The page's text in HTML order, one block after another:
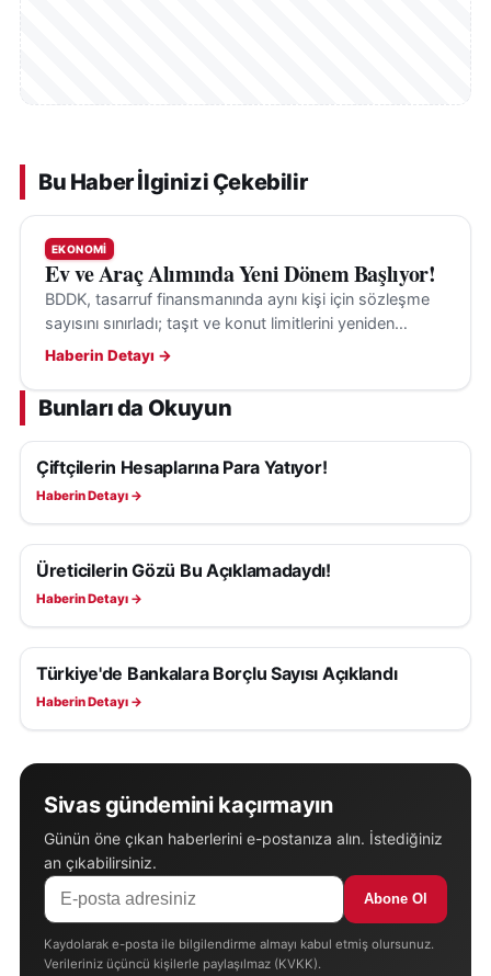
Bu Haber İlginizi Çekebilir
EKONOMI
Ev ve Araç Alımında Yeni Dönem Başlıyor!
BDDK, tasarruf finansmanında aynı kişi için sözleşme
sayısını sınırladı; taşıt ve konut limitlerini yeniden
belirledi. Yeni kurallar 1 Ekim 2026’da yürürlükte.
Haberin Detayı →
Bunları da Okuyun
EKONOMI
Çiftçilerin Hesaplarına Para Yatıyor!
Haberin Detayı →
EKONOMI
Üreticilerin Gözü Bu Açıklamadaydı!
Haberin Detayı →
EKONOMI
Türkiye'de Bankalara Borçlu Sayısı Açıklandı
Haberin Detayı →
Sivas gündemini kaçırmayın
Günün öne çıkan haberlerini e-postanıza alın. İstediğiniz
an çıkabilirsiniz.
Abone Ol
Kaydolarak e-posta ile bilgilendirme almayı kabul etmiş olursunuz.
Verileriniz üçüncü kişilerle paylaşılmaz (KVKK).